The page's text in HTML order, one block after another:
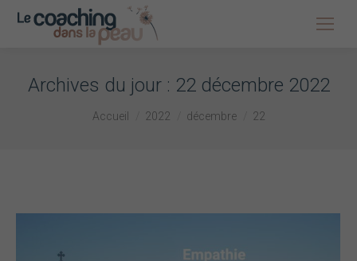
Archives du jour : 22 décembre 2022
Vous êtes ici :
Accueil 2022 décembre 22